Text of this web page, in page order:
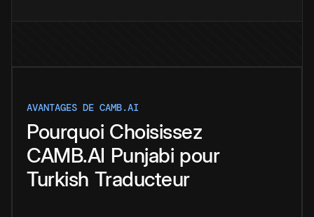
AVANTAGES DE CAMB.AI
Pourquoi Choisissez
CAMB.AI Punjabi pour
Turkish Traducteur